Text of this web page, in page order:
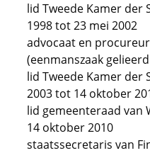
lid Tweede Kamer der
1998 tot 23 mei 2002
advocaat en
(eenmanszaak
lid Tweede Kamer der
2003 tot 14 oktober
lid gemeenteraad van
14 oktober 2010
staatssecretaris van